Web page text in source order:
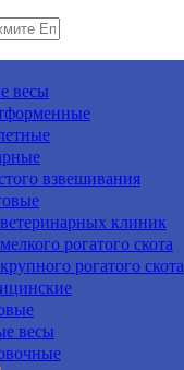
весы
взвешивания
клиник
рогатого скота
рогатого скота
весы